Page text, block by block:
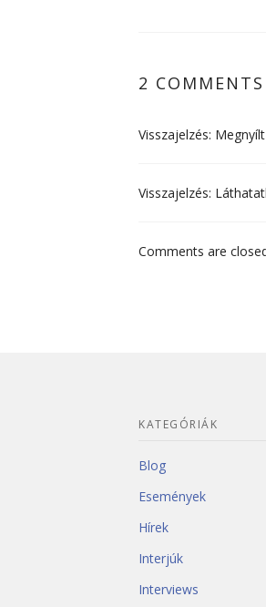
2 COMMENTS
Visszajelzés:
Visszajelzés:
Comments are
KATEGÓRIÁK
Blog
Események
Hírek
Interjúk
Interviews